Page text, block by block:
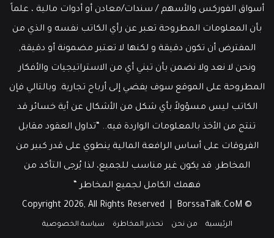
أسواق الفوركس والأسهم / سندات/معادن أو أدوات مالية ، علماً
بأن المعلومات المطروحة تعبر عن رأي الكاتب نفسه و الذي من
المفترض أن تكون دقيقة و لكنها لا تعتبر مضمونة أو دقيقة,
ونحن لا نعد ولا نضمن بأن تبني أي من الاستراتيجيات والأفكار
المطروحة على الموقع سوف يفضي إلى أرباح تجارية. وبالتالي فإن
الكاتب ليس مسؤولاً بأي شكل من الأشكال عن أية خسائر قد
تنتج من الأخذ بالمعلومات الواردة فيه.. “تداول العقود مقابل
الفروقات على أساس الرافعة المالية ينطوي على قدر كبير من
المخاطر. قد يكون غير مناسب للجميع، لذا يُرجى التأكد من
فهمك الكامل لجميع المخاطر “
© Copyright 2026, All Rights Reserved |
BorssaTalk.CoM
الرئيسية من نحن تحذير المخاطرة سياسة الخصوصية